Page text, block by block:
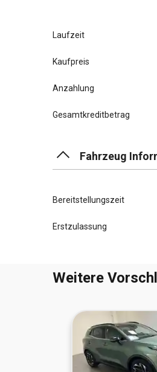
Laufzeit
Kaufpreis
Anzahlung
Gesamtkreditbetrag
Fahrzeug
Bereitstellungszeit
Erstzulassung
Weitere